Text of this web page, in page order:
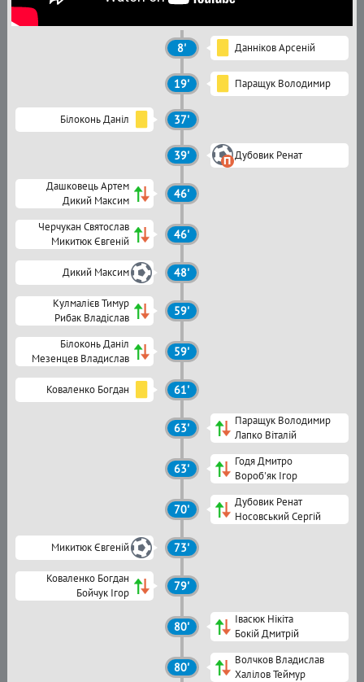
8' Данніков Арсеній
19' Паращук Володимир
Білоконь Даніл 37'
39' Дубовик Ренат
Дашковець Артем
Дикий Максим
46'
Черчукан Святослав
Микитюк Євгеній
46'
Дикий Максим 48'
Кулмалієв Тимур
Рибак Владіслав
59'
Білоконь Даніл
Мезенцев Владислав
59'
Коваленко Богдан 61'
63'
Паращук Володимир
Лапко Віталій
63'
Годя Дмитро
Вороб'як Ігор
70'
Дубовик Ренат
Носовський Сергій
Микитюк Євгеній 73'
Коваленко Богдан
Бойчук Ігор
79'
80'
Івасюк Нікіта
Бокій Дмитрій
80'
Волчков Владислав
Халілов Теймур